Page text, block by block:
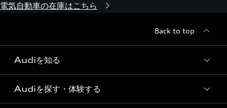
電気自動車の在庫はこちら
Back to top
Audiを知る
Audi ブランド
Audiを探す・体験する